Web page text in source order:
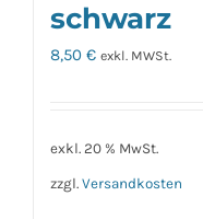
schwarz
8,50 € exkl. MWSt.
exkl. 20 % MwSt.
zzgl. Versandkosten